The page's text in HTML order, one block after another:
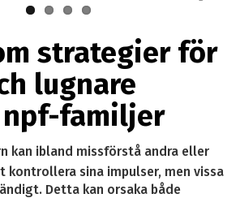
strategier för
lugnare
familjer
kan ibland missförstå andra eller
kontrollera sina impulser, men vissa
Detta kan orsaka både